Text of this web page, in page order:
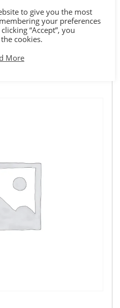
of Peru
to give you the most
your preferences
“Accept”, you
cookies.
More